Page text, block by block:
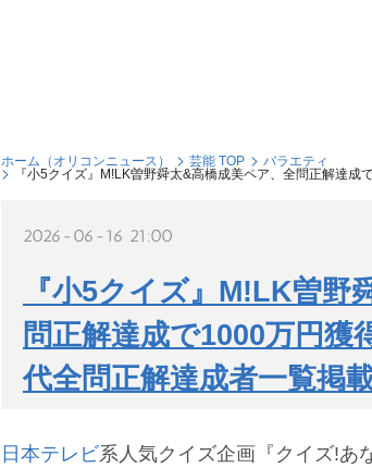
ホーム（オリコンニュース） 芸能 TOP
バラエティ
『小5クイズ』M!LK曽野舜太&高橋成美ペア、全問正解達
2026-06-16 21:00
『小5クイズ』M!LK曽野
問正解達成で1000万円獲
代全問正解達成者一覧掲載
日本テレビ系人気クイズ企画『クイズ!あ